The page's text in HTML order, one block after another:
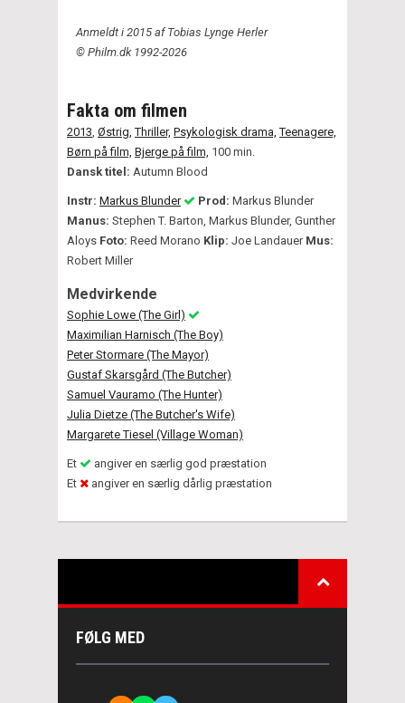
Anmeldt i 2015 af Tobias Lynge Herler
© Philm.dk 1992-2026
Fakta om filmen
2013 Østrig, Thriller, Psykologisk drama, Teenagere,
Børn på film, Bjerge på film, 100 min.
Dansk titel: Autumn Blood
Instr: Markus Blunder Prod: Markus Blunder
Manus: Stephen T. Barton, Markus Blunder, Gunther
Aloys Foto: Reed Morano Klip: Joe Landauer Mus:
Robert Miller
Medvirkende
Sophie Lowe (The Girl)
Maximilian Harnisch (The Boy)
Peter Stormare (The Mayor)
Gustaf Skarsgård (The Butcher)
Samuel Vauramo (The Hunter)
Julia Dietze (The Butcher's Wife)
Margarete Tiesel (Village Woman)
Et
angiver en særlig god præstation
Et
angiver en særlig dårlig præstation
FØLG MED